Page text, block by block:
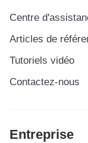
Centre
Articles de
Tutoriels vidéo
Contactez-nous
Entreprise